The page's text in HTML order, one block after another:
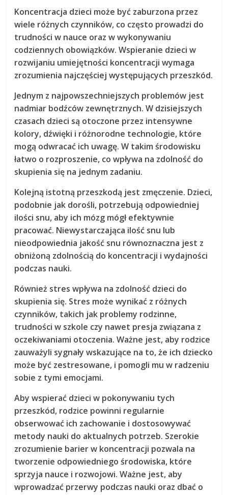
Koncentracja dzieci może być zaburzona przez
wiele różnych czynników, co często prowadzi do
trudności w nauce oraz w wykonywaniu
codziennych obowiązków. Wspieranie dzieci w
rozwijaniu umiejętności koncentracji wymaga
zrozumienia najczęściej występujących przeszkód.
Jednym z najpowszechniejszych problemów jest
nadmiar bodźców zewnętrznych. W dzisiejszych
czasach dzieci są otoczone przez intensywne
kolory, dźwięki i różnorodne technologie, które
mogą odwracać ich uwagę. W takim środowisku
łatwo o rozproszenie, co wpływa na zdolność do
skupienia się na jednym zadaniu.
Kolejną istotną przeszkodą jest zmęczenie. Dzieci,
podobnie jak dorośli, potrzebują odpowiedniej
ilości snu, aby ich mózg mógł efektywnie
pracować. Niewystarczająca ilość snu lub
nieodpowiednia jakość snu równoznaczna jest z
obniżoną zdolnością do koncentracji i wydajności
podczas nauki.
Również stres wpływa na zdolność dzieci do
skupienia się. Stres może wynikać z różnych
czynników, takich jak problemy rodzinne,
trudności w szkole czy nawet presja związana z
oczekiwaniami otoczenia. Ważne jest, aby rodzice
zauważyli sygnały wskazujące na to, że ich dziecko
może być zestresowane, i pomogli mu w radzeniu
sobie z tymi emocjami.
Aby wspierać dzieci w pokonywaniu tych
przeszkód, rodzice powinni regularnie
obserwować ich zachowanie i dostosowywać
metody nauki do aktualnych potrzeb. Szerokie
zrozumienie barier w koncentracji pozwala na
tworzenie odpowiedniego środowiska, które
sprzyja nauce i rozwojowi. Ważne jest, aby
wprowadzać przerwy podczas nauki oraz dbać o